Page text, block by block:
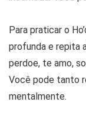
Para praticar o
profunda e repita
perdoe, te amo,
Você pode tanto
mentalmente.